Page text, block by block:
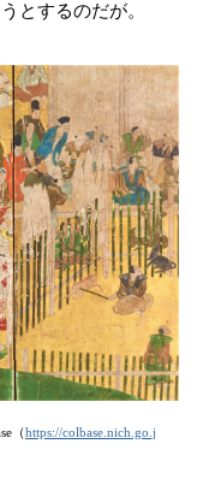
とするのだが。
（https://colbase.nich.go.j